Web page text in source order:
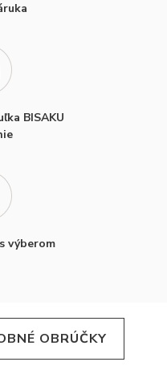
BISAKU
výberom
OBRÚČKY